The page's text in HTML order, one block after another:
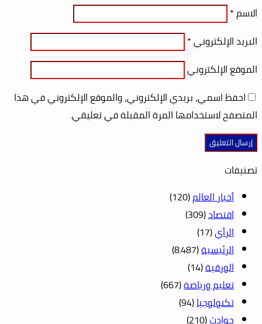
الاسم*
البريد الإلكتروني*
الموقع الإلكتروني
احفظ اسمي، بريدي الإلكتروني، والموقع الإلكتروني في هذا
المتصفح لاستخدامها المرة المقبلة في تعليقي.
تصنيفات
أخبار العالم(120)
اقتصاد(309)
الرأي(17)
الرئيسية(8٬487)
الورقية(14)
تعليم ورياضة(667)
تكنولوجيا(94)
حوادث(210)